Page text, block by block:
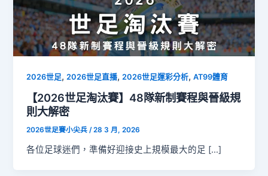
2026世足,2026世足直播,2026世足運彩分析,AT99體育
【2026世足淘汰賽】48隊新制賽程與晉級規
則大解密
2026世足賽小尖兵/28 3 月, 2026
各位足球迷們，準備好迎接史上規模最大的足 […]